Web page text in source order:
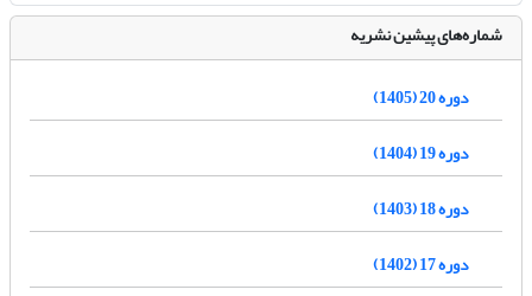
شماره‌های پیشین نشریه
دوره 20 (1405)
دوره 19 (1404)
دوره 18 (1403)
دوره 17 (1402)